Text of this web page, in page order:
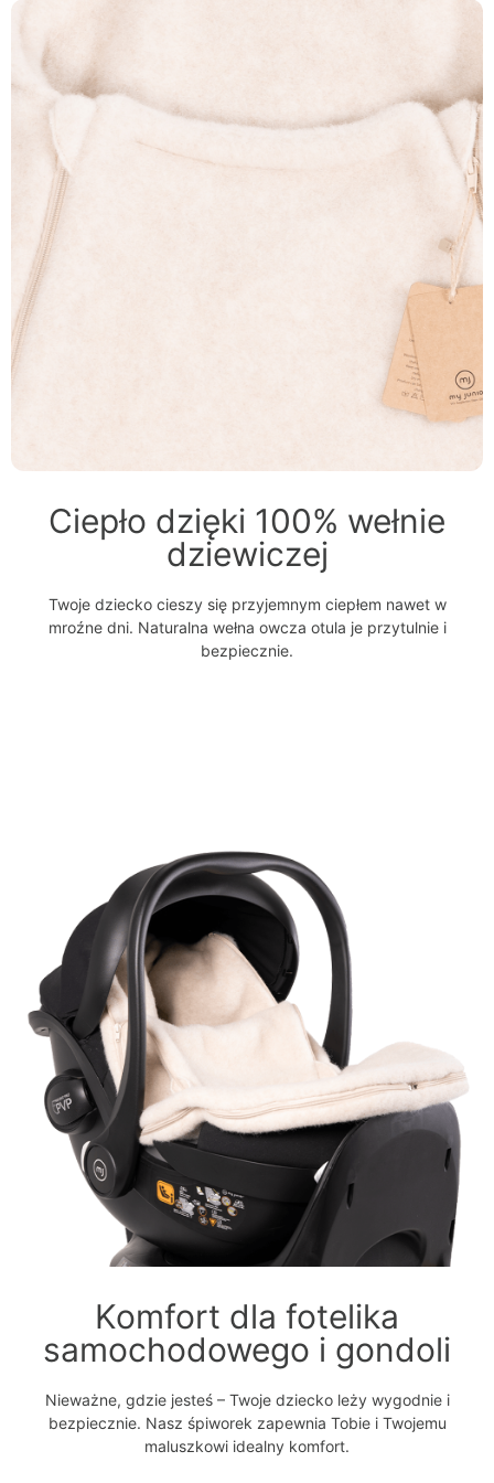
Ciepło dzięki 100% wełnie
dziewiczej
Twoje dziecko cieszy się przyjemnym ciepłem nawet w
mroźne dni. Naturalna wełna owcza otula je przytulnie i
bezpiecznie.
Komfort dla fotelika
samochodowego i gondoli
Nieważne, gdzie jesteś – Twoje dziecko leży wygodnie i
bezpiecznie. Nasz śpiworek zapewnia Tobie i Twojemu
maluszkowi idealny komfort.